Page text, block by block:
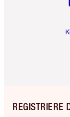
REGISTRIERE